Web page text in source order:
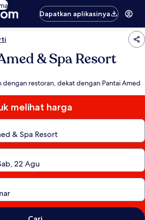
Dapatkan aplikasinya
& Spa Resort
restoran, dekat dengan Pantai Amed
melihat harga